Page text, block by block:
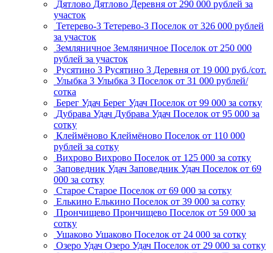
Дятлово Дятлово Деревня от 290 000 рублей за
участок
Тетерево-3 Тетерево-3 Поселок от 326 000 рублей
за участок
Земляничное Земляничное Поселок от 250 000
рублей за участок
Русятино 3 Русятино 3 Деревня от 19 000 руб./сот.
Улыбка 3 Улыбка 3 Поселок от 31 000 рублей/
сотка
Берег Удач Берег Удач Поселок от 99 000 за сотку
Дубрава Удач Дубрава Удач Поселок от 95 000 за
сотку
Клеймёново Клеймёново Поселок от 110 000
рублей за сотку
Вихрово Вихрово Поселок от 125 000 за сотку
Заповедник Удач Заповедник Удач Поселок от 69
000 за сотку
Старое Старое Поселок от 69 000 за сотку
Елькино Елькино Поселок от 39 000 за сотку
Прончищево Прончищево Поселок от 59 000 за
сотку
Ушаково Ушаково Поселок от 24 000 за сотку
Озеро Удач Озеро Удач Поселок от 29 000 за сотку